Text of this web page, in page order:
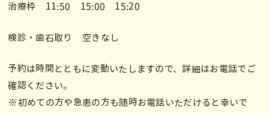
治療枠 11:50 15:00 15:20
検診・歯石取り 空きなし
予約は時間とともに変動いたしますので、詳細はお電話でご
確認ください。
※初めての方や急患の方も随時お電話いただけると幸いで